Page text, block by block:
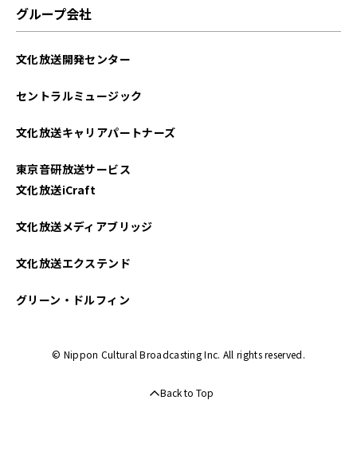
2025年01月
2024年08月
2024年07月
2024年05月
グループ会社
文化放送開発センター
セントラルミュージック
文化放送キャリアパートナーズ
東京音研放送サービス
文化放送iCraft
文化放送メディアブリッジ
文化放送エクステンド
グリーン・ドルフィン
© Nippon Cultural Broadcasting Inc. All rights reserved.
Back to Top